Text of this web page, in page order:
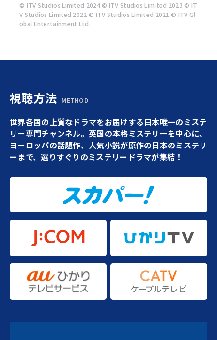
© ITV Studios Limited 2024 © ITV Studios Limited 2023 © IT
V Studios Limited 2022 © ITV Studios Limited 2021 © ITV Gl
obal Entertainment Ltd.
視聴方法 METHOD
世界各国の上質なドラマをお届けする日本唯一のミステ
リー専門チャンネル。英国の本格ミステリーを中心に、
ヨーロッパの話題作、人気小説が原作の日本のミステリ
ーまで、選りすぐりのミステリードラマが集結！